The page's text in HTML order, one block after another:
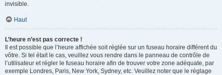
invisible.
Haut
L’heure n’est pas correcte !
Il est possible que l’heure affichée soit réglée sur un fuseau horaire différent du
vôtre. Si tel était le cas, veuillez vous rendre dans le panneau de contrôle de
l’utilisateur et régler le fuseau horaire afin de trouver votre zone adéquate, par
exemple Londres, Paris, New York, Sydney, etc. Veuillez noter que le réglage